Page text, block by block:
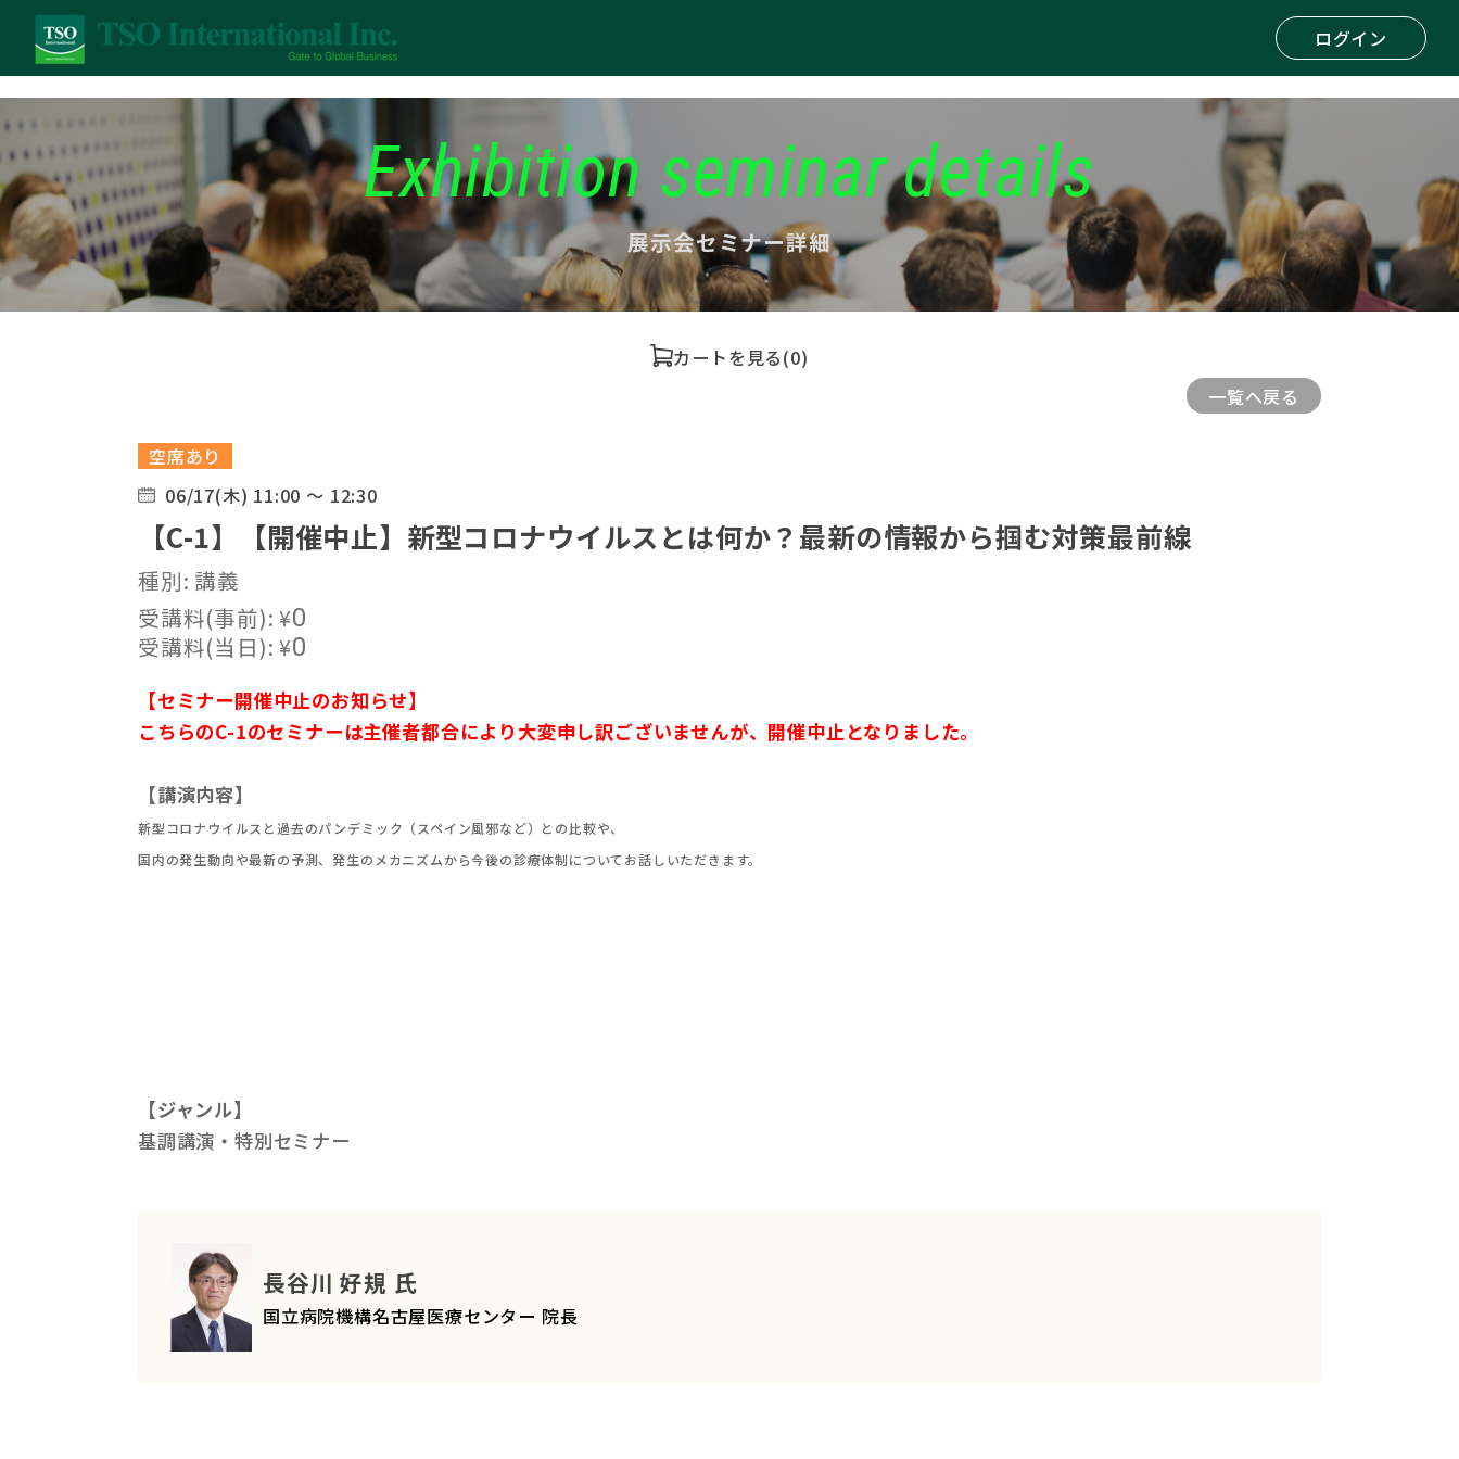
ログイン
Exhibition seminar details
展示会セミナー詳細
カートを見る(0)
一覧へ戻る
空席あり
06/17(木) 11:00 ～ 12:30
【C-1】【開催中止】新型コロナウイルスとは何か？最新の情報から掴む対策最前線
種別: 講義
受講料(事前):¥0
受講料(当日):¥0
【セミナー開催中止のお知らせ】
こちらのC-1のセミナーは主催者都合により大変申し訳ございませんが、開催中止となりました。
【講演内容】
新型コロナウイルスと過去のパンデミック（スペイン風邪など）との比較や、
国内の発生動向や最新の予測、発生のメカニズムから今後の診療体制についてお話しいただきます。
【ジャンル】
基調講演・特別セミナー
長谷川 好規 氏
国立病院機構名古屋医療センター 院長